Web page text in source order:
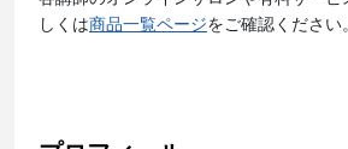
しくは商品一覧ページをご確認ください。